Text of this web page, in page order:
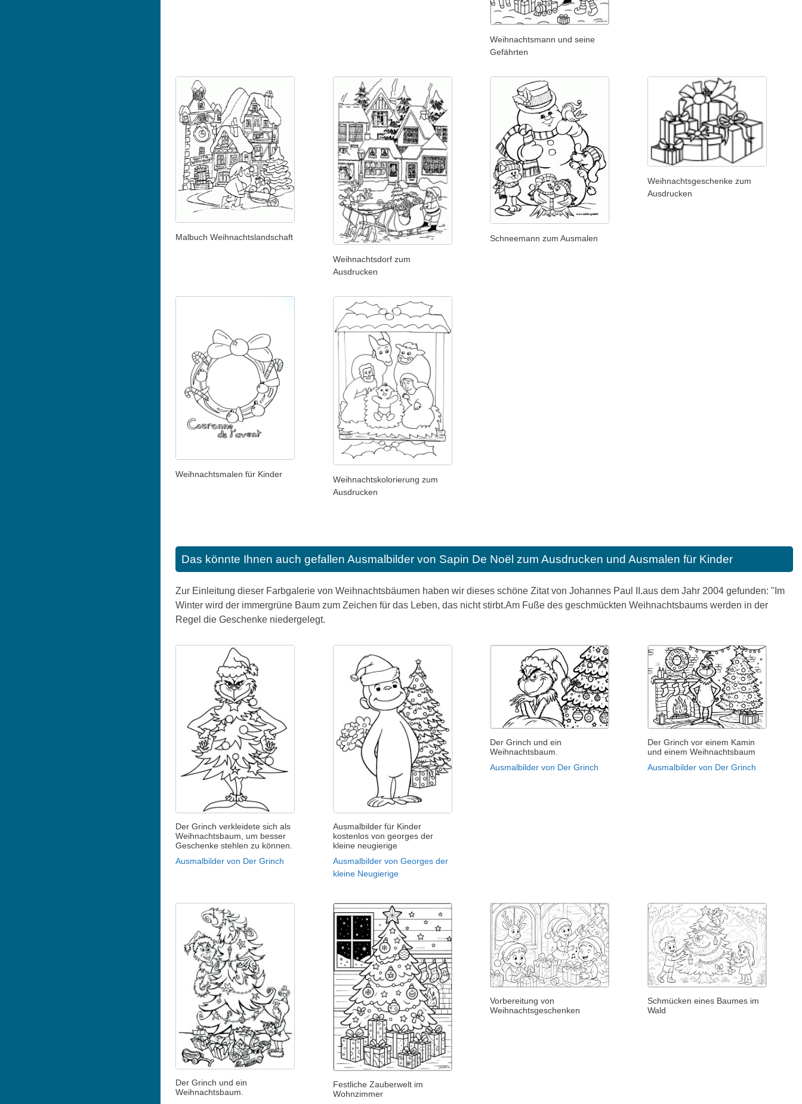
Weihnachtsmann und seine
Gefährten
Malbuch Weihnachtslandschaft
Weihnachtsdorf zum
Ausdrucken
Schneemann zum Ausmalen
Weihnachtsgeschenke zum
Ausdrucken
Weihnachtsmalen für Kinder
Weihnachtskolorierung zum
Ausdrucken
Das könnte Ihnen auch gefallen Ausmalbilder von Sapin De Noël zum Ausdrucken und Ausmalen für Kinder
Zur Einleitung dieser Farbgalerie von Weihnachtsbäumen haben wir dieses schöne Zitat von Johannes Paul II.aus dem Jahr 2004 gefunden: "Im
Winter wird der immergrüne Baum zum Zeichen für das Leben, das nicht stirbt.Am Fuße des geschmückten Weihnachtsbaums werden in der
Regel die Geschenke niedergelegt.
Der Grinch verkleidete sich als
Weihnachtsbaum, um besser
Geschenke stehlen zu können.
Ausmalbilder von Der Grinch
Ausmalbilder für Kinder
kostenlos von georges der
kleine neugierige
Ausmalbilder von Georges der
kleine Neugierige
Der Grinch und ein
Weihnachtsbaum.
Ausmalbilder von Der Grinch
Der Grinch vor einem Kamin
und einem Weihnachtsbaum
Ausmalbilder von Der Grinch
Der Grinch und ein
Weihnachtsbaum.
Festliche Zauberwelt im
Wohnzimmer
Vorbereitung von
Weihnachtsgeschenken
Schmücken eines Baumes im
Wald